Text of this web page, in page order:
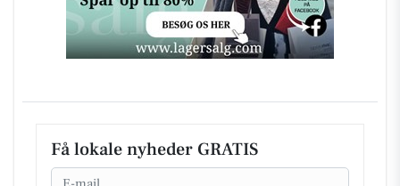
Få lokale nyheder GRATIS
Email